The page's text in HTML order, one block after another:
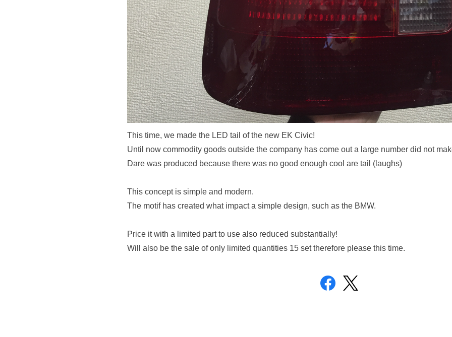
This time, we made the LED tail of the new EK Civic!
Until now commodity goods outside the company has come out a large number did not
Dare was produced because there was no good enough cool are tail (laughs)
This concept is simple and modern.
The motif has created what impact a simple design, such as the BMW.
Price it with a limited part to use also reduced substantially!
Will also be the sale of only limited quantities 15 set therefore please this time.